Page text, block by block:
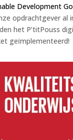
Development
opdrachtgever al
het P’titPouss
geïmplementeerd!